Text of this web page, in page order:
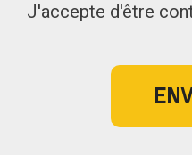
J'accepte d'être